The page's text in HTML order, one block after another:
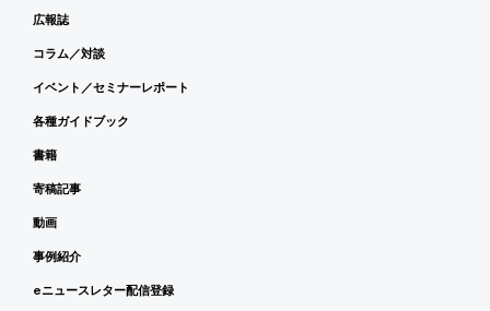
広報誌
コラム／対談
イベント／セミナーレポート
各種ガイドブック
書籍
寄稿記事
動画
事例紹介
eニュースレター配信登録